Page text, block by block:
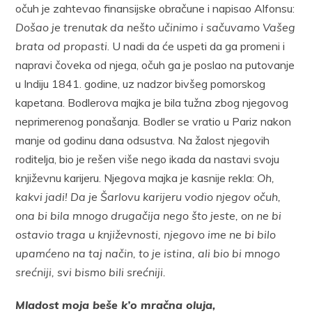
očuh je zahtevao finansijske obračune i napisao Alfonsu:
Došao je trenutak da nešto učinimo i sačuvamo Vašeg
brata od propasti . U nadi da će uspeti da ga promeni i
napravi čoveka od njega, očuh ga je poslao na putovanje
u Indiju 1841. godine, uz nadzor bivšeg pomorskog
kapetana. Bodlerova majka je bila tužna zbog njegovog
neprimerenog ponašanja. Bodler se vratio u Pariz nakon
manje od godinu dana odsustva. Na žalost njegovih
roditelja, bio je rešen više nego ikada da nastavi svoju
književnu karijeru. Njegova majka je kasnije rekla: Oh,
kakvi jadi! Da je Šarlovu karijeru vodio njegov očuh,
ona bi bila mnogo drugačija nego što jeste, on ne bi
ostavio traga u književnosti, njegovo ime ne bi bilo
upamćeno na taj način, to je istina, ali bio bi mnogo
srećniji, svi bismo bili srećniji.
Mladost moja beše k’o mračna oluja,